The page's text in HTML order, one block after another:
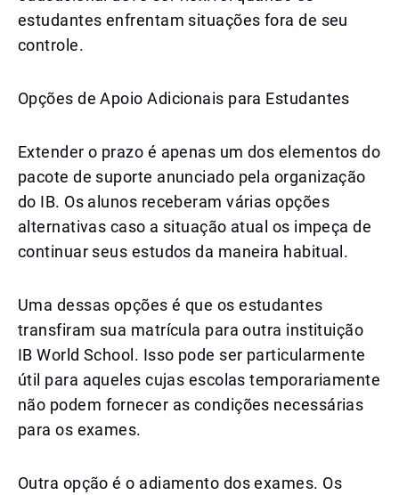
estudantes enfrentam situações fora de seu
controle.
Opções de Apoio Adicionais para Estudantes
Extender o prazo é apenas um dos elementos do
pacote de suporte anunciado pela organização
do IB. Os alunos receberam várias opções
alternativas caso a situação atual os impeça de
continuar seus estudos da maneira habitual.
Uma dessas opções é que os estudantes
transfiram sua matrícula para outra instituição
IB World School. Isso pode ser particularmente
útil para aqueles cujas escolas temporariamente
não podem fornecer as condições necessárias
para os exames.
Outra opção é o adiamento dos exames. Os